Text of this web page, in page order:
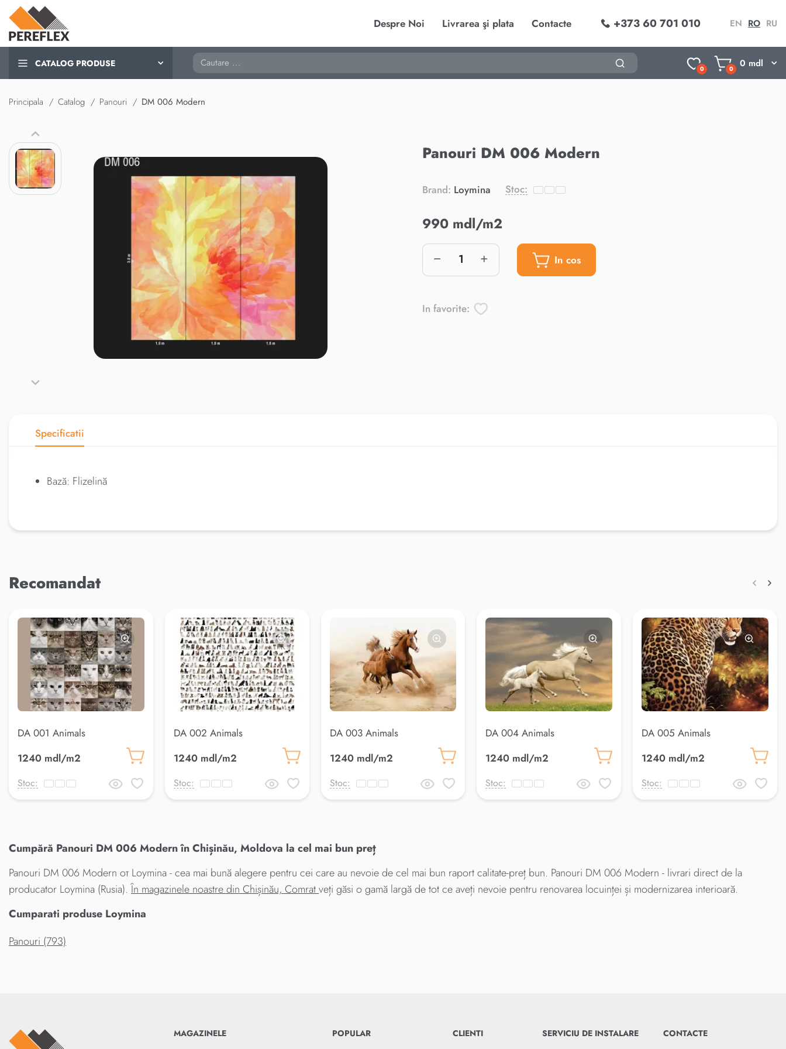
Despre Noi Livrarea şi plata Contacte +373 60 701 010 EN RO RU
CATALOG PRODUSE Cautare
0 0 0 mdl
Principala Catalog Panouri DM 006 Modern
Panouri DM 006 Modern
Brand: Loymina Stoc:
990 mdl/m2
In cos
In favorite:
Specificatii
Bază: Flizelină
Recomandat
DA 001 Animals
1240 mdl/m2
Stoc:
DA 002 Animals
1240 mdl/m2
Stoc:
DA 003 Animals
1240 mdl/m2
Stoc:
DA 004 Animals
1240 mdl/m2
Stoc:
DA 005 Animals
1240 mdl/m2
Stoc:
Cumpără Panouri DM 006 Modern în Chișinău, Moldova la cel mai bun preț
Panouri DM 006 Modern от Loymina - cea mai bună alegere pentru cei care au nevoie de cel mai bun raport calitate-preț bun. Panouri DM 006 Modern - livrari direct de la
producator Loymina (Rusia).În magazinele noastre din Chișinău, Comratveți găsi o gamă largă de tot ce aveți nevoie pentru renovarea locuinței și modernizarea interioară.
Cumparati produse Loymina
Panouri (793)
MAGAZINELE POPULAR CLIENTI SERVICIU DE INSTALARE CONTACTE